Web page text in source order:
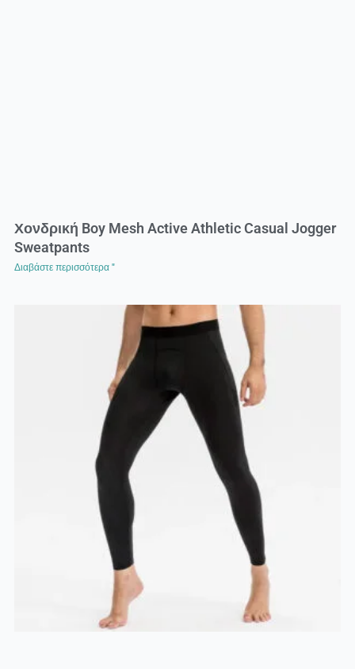
Χονδρική Boy Mesh Active Athletic Casual Jogger
Sweatpants
Διαβάστε περισσότερα "